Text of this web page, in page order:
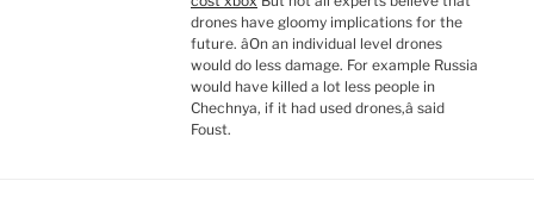
drones have gloomy implications for the
future. âOn an individual level drones
would do less damage. For example Russia
would have killed a lot less people in
Chechnya, if it had used drones,â said
Foust.